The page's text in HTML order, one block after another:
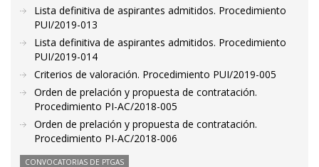
Lista definitiva de aspirantes admitidos. Procedimiento
PUI/2019-013
Lista definitiva de aspirantes admitidos. Procedimiento
PUI/2019-014
Criterios de valoración. Procedimiento PUI/2019-005
Orden de prelación y propuesta de contratación.
Procedimiento PI-AC/2018-005
Orden de prelación y propuesta de contratación.
Procedimiento PI-AC/2018-006
CONVOCATORIAS DE PTGAS